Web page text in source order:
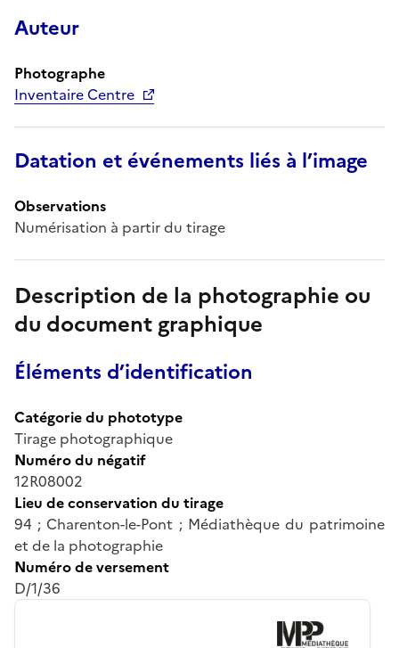
Auteur
Photographe
Inventaire Centre
Datation et événements liés à l’image
Observations
Numérisation à partir du tirage
Description de la photographie ou
du document graphique
Éléments d’identification
Catégorie du phototype
Tirage photographique
Numéro du négatif
12R08002
Lieu de conservation du tirage
94 ; Charenton-le-Pont ; Médiathèque du patrimoine
et de la photographie
Numéro de versement
D/1/36